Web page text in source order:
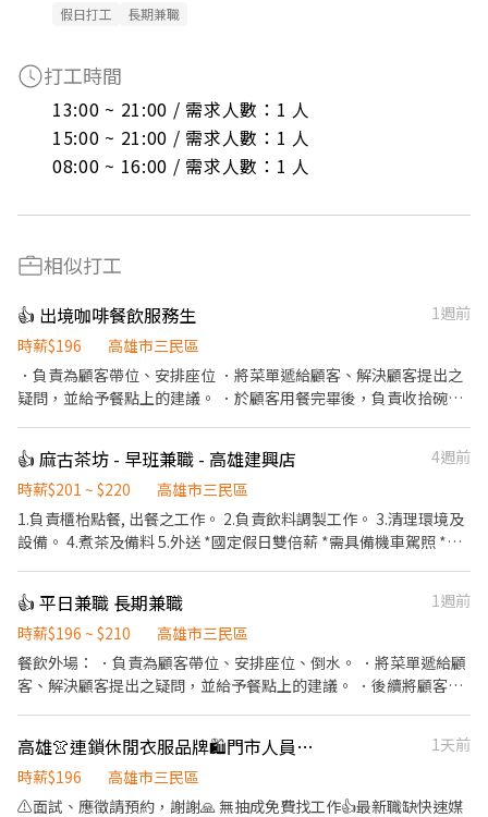
假日打工 長期兼職
打工時間
13:00 ~ 21:00 / 需求人數：1 人
15:00 ~ 21:00 / 需求人數：1 人
08:00 ~ 16:00 / 需求人數：1 人
相似打工
👍 出境咖啡餐飲服務生
1週前
時薪$196
高雄市三民區
．負責為顧客帶位、安排座位 ．將菜單遞給顧客、解決顧客提出之
疑問，並給予餐點上的建議。 ．於顧客用餐完畢後，負責收拾碗盤
量與重量。 ．負責擺盤、打包外帶服務。
👍 麻古茶坊 - 早班兼職 - 高雄建興店
4週前
時薪$201 ~ $220
高雄市三民區
1.負責櫃枱點餐, 出餐之工作。 2.負責飲料調製工作。 3.清理環境及
設備。 4.煮茶及備料 5.外送 *國定假日雙倍薪 *需具備機車駕照 *平
👍 平日兼職 長期兼職
1週前
時薪$196 ~ $210
高雄市三民區
餐飲外場： ．負責為顧客帶位、安排座位、倒水。 ．將菜單遞給顧
客、解決顧客提出之疑問，並給予餐點上的建議。 ．後續將顧客點
負責結帳、收銀等工作。 餐飲內場： ．擔任廚師的助手，處理烹飪
前與烹飪中之準備工作與其他餐廳相關事務。 ．負責洗、剝、削、
切各種食材。 ．負責清理工作環境、設備和餐具。 ．準備不同餐點
高雄👚連鎖休閒衣服品牌🛍️門市人員🐻‍❄️環境舒適✨
1天前
時薪$196
高雄市三民區
⚠️面試、應徵請預約，謝謝🙏 無抽成免費找工作👍最新職缺快速媒